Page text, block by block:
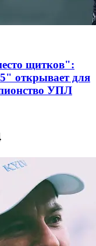
щитков":
открывает для
УПЛ